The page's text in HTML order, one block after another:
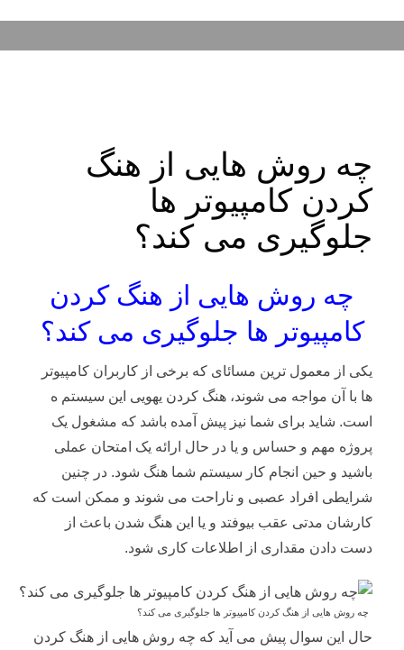
چه روش هایی از هنگ
کردن کامپیوتر ها
جلوگیری می کند؟
چه روش هایی از هنگ کردن
کامپیوتر ها جلوگیری می کند؟
یکی از معمول ترین مسائای که برخی از کاربران کامپیوتر
ها با آن مواجه می شوند، هنگ کردن یهویی این سیستم ه
است. شاید برای شما نیز پیش آمده باشد که مشغول یک
پروژه مهم و حساس و یا در حال ارائه یک امتحان عملی
باشید و حین انجام کار سیستم شما هنگ شود. در چنین
شرایطی افراد عصبی و ناراحت می شوند و ممکن است که
کارشان مدتی عقب بیوفتد و یا این هنگ شدن باعث از
دست دادن مقداری از اطلاعات کاری شود.
چه روش هایی از هنگ کردن کامپیوتر ها جلوگیری می کند؟
حال این سوال پیش می آید که چه روش هایی از هنگ کردن